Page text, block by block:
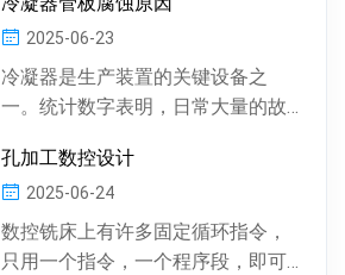
有圆柱形孔、...
2025-06-23
冷凝器是生产装置的关键设备之
一。统计数字表明，日常大量的故
凝器管材的腐蚀损坏所...
孔加工数控设计
2025-06-24
数控铣床上有许多固定循环指令，
只用一个指令，一个程序段，即可